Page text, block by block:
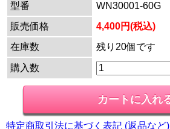
型番
WN30001-60G
販売価格
4,400円(税込)
在庫数
残り20個です
購入数
特定商取引法に基づく表記 (返品など)